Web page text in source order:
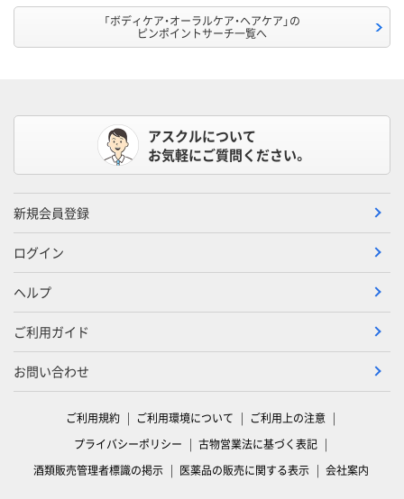
「ボディケア・オーラルケア・ヘアケア」の
ピンポイントサーチ一覧へ
アスクルについて
お気軽にご質問ください。
新規会員登録
ログイン
ヘルプ
ご利用ガイド
お問い合わせ
ご利用規約 ご利用環境について
ご利用上の注意
プライバシーポリシー
古物営業法に基づく表記
酒類販売管理者標識の掲示
医薬品の販売に関する表示 会社案内